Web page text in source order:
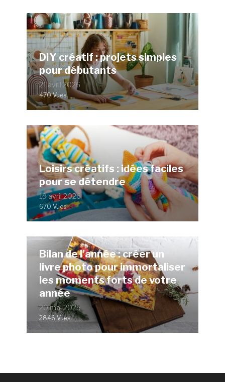
DIY créatif : projets simples
pour débutants
21 avril 2026
470 Vues
Loisirs créatifs : idées faciles
pour se détendre
19 avril 2026
670 Vues
Bilan de l’année : créer un
livre photo pour immortaliser
les moments forts de votre
année
20 mai 2025
2846 Vues